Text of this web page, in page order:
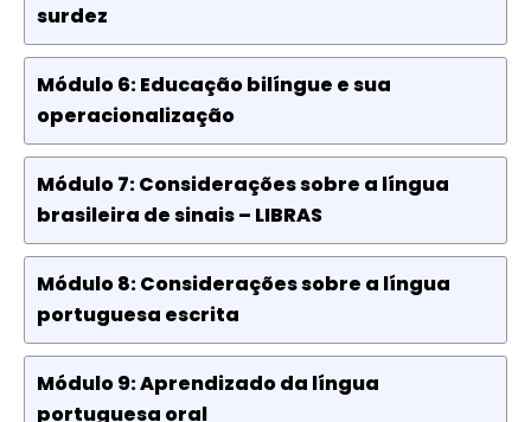
surdez
Módulo 6: Educação bilíngue e sua
operacionalização
Módulo 7: Considerações sobre a língua
brasileira de sinais – LIBRAS
Módulo 8: Considerações sobre a língua
portuguesa escrita
Módulo 9: Aprendizado da língua
portuguesa oral